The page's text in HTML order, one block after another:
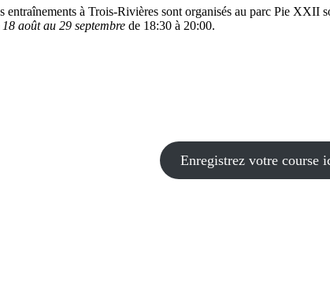
entraînements à Trois-Rivières sont organisés au parc Pie XXII
août au 29 septembre de 18:30 à 20:00.
Enregistrez votre course